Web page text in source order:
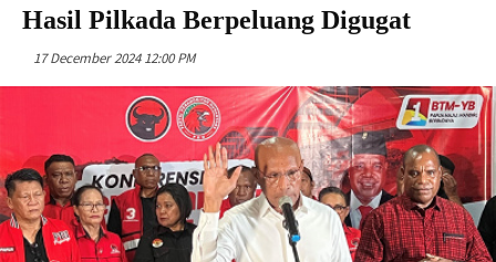
Hasil Pilkada Berpeluang Digugat
17 December 2024 12:00 PM